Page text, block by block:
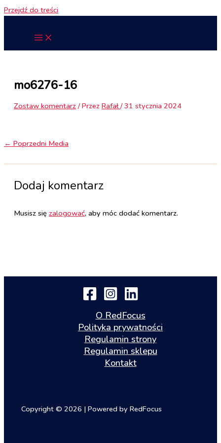
Przejdź do treści
mo6276-16
Zostaw komentarz / Przez Rafał/31 stycznia 2024
← Poprzedni Media
Dodaj komentarz
Musisz się zalogować, aby móc dodać komentarz.
O RedFocus
Polityka prywatności
Regulamin strony
Regulamin sklepu
Kontakt
Copyright © 2026 | Powered by RedFocus